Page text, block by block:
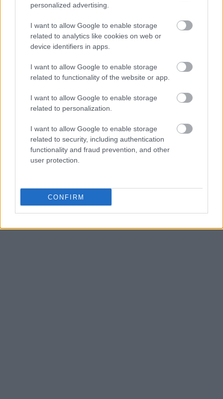
personalized advertising.
I want to allow Google to enable storage
related to analytics like cookies on web or
device identifiers in apps.
I want to allow Google to enable storage
related to functionality of the website or app.
I want to allow Google to enable storage
related to personalization.
I want to allow Google to enable storage
related to security, including authentication
functionality and fraud prevention, and other
user protection.
CONFIRM